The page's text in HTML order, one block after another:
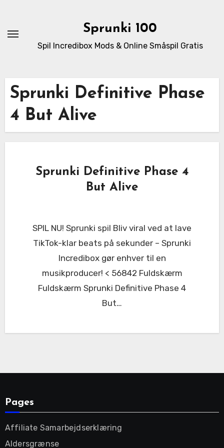
content
Sprunki 100
Spil Incredibox Mods & Online Småspil Gratis
Sprunki Definitive Phase
4 But Alive
Sprunki Definitive Phase 4
But Alive
SPIL NU! Sprunki spil Bliv viral ved at lave
TikTok-klar beats på sekunder – Sprunki
Incredibox gør enhver til en
musikproducer! < 56842 Fuldskærm
Fuldskærm Sprunki Definitive Phase 4
But…
Pages
Affiliate Samarbejdserklæring
Aldersgrænse